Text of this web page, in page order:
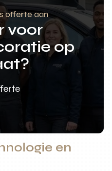
offerte aan
voor
op
en